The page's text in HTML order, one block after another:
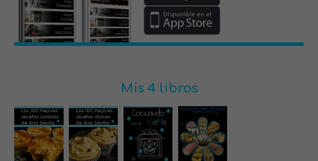
Mis 4 libros